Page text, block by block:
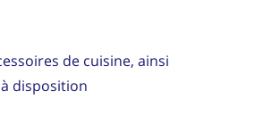
de cuisine, ainsi
disposition